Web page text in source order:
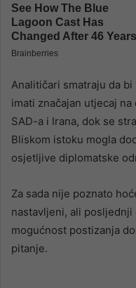
Analitičari smatraju da
imati značajan utjecaj
SAD-a i Irana, dok se
Bliskom istoku mogla
osjetljive diplomatske
Za sada nije poznato
nastavljeni, ali posljednji
mogućnost postizanja
pitanje.